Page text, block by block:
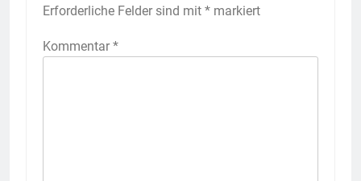
Erforderliche Felder sind mit * markiert
Kommentar *